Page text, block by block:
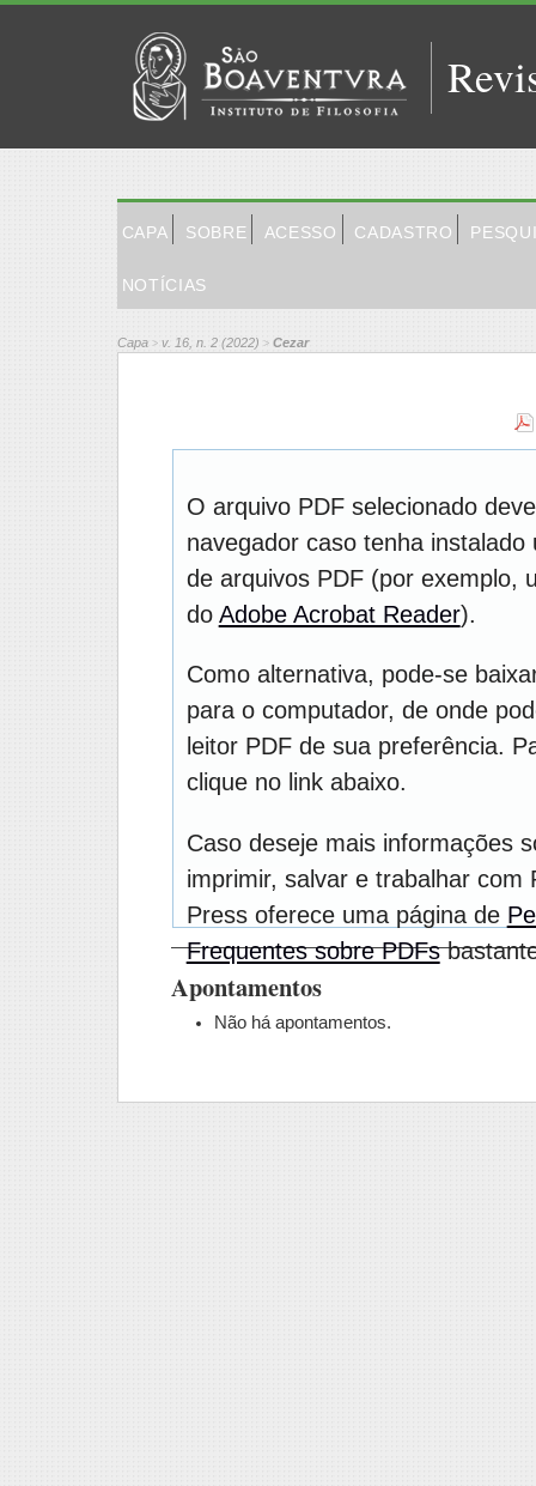
CAPA SOBRE ACESSO CADASTRO
NOTÍCIAS
Capa > v. 16, n. 2 (2022) > Cezar
O arquivo PDF selecionado
navegador caso tenha instalado
de arquivos PDF (por exemplo,
do Adobe Acrobat Reader).
Como alternativa, pode-se
para o computador, de onde
leitor PDF de sua preferência.
clique no link abaixo.
Caso deseje mais informações
imprimir, salvar e trabalhar com
Press oferece uma página de
Frequentes sobre PDFs
Apontamentos
Não há apontamentos.